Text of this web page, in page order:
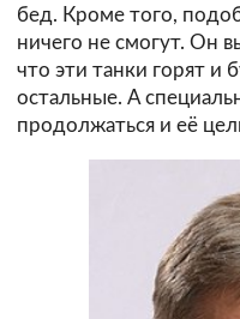
бед. Кроме того,
ничего не смогут. Он
что эти танки горят и
остальные. А
продолжаться и её